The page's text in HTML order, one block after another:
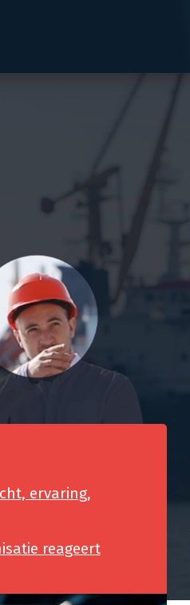
ervaring,
reageert